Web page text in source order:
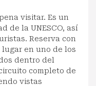
visitar. Es un
de la UNESCO, así
Reserva con
en uno de los
dentro del
completo de
vistas